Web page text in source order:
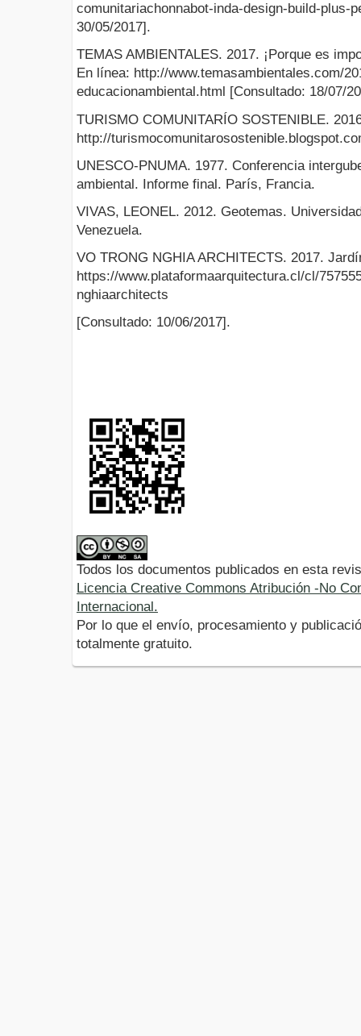
comunitariachonnabot-inda-design-build-plus-
30/05/2017].
TEMAS AMBIENTALES. 2017. ¡Porque es
En línea: http://www.temasambientales.com/
educacionambiental.html [Consultado: 18/07/
TURISMO COMUNITARÍO SOSTENIBLE.
http://
UNESCO-PNUMA. 1977. Conferencia
ambiental. Informe final. París, Francia.
VIVAS, LEONEL. 2012. Geotemas.
Venezuela.
VO TRONG NGHIA ARCHITECTS. 2017.
https://www.plataformaarquitectura.cl/cl/
nghiaarchitects
[Consultado: 10/06/2017].
Todos los documentos publicados en esta
Licencia Creative Commons Atribución -No
Internacional.
Por lo que el envío, procesamiento y
totalmente gratuito.